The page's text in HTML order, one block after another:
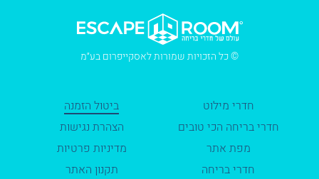
© כל הזכויות שמורות לאסקייפרום בע״מ
ביטול הזמנה
הצהרת נגישות
מדיניות פרטיות
תקנון האתר
חדרי מילוט
חדרי בריחה הכי טובים
מפת אתר
חדרי בריחה